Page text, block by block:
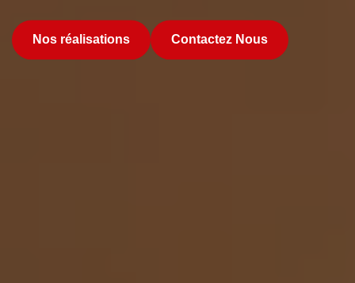
Nos réalisations Contactez Nous